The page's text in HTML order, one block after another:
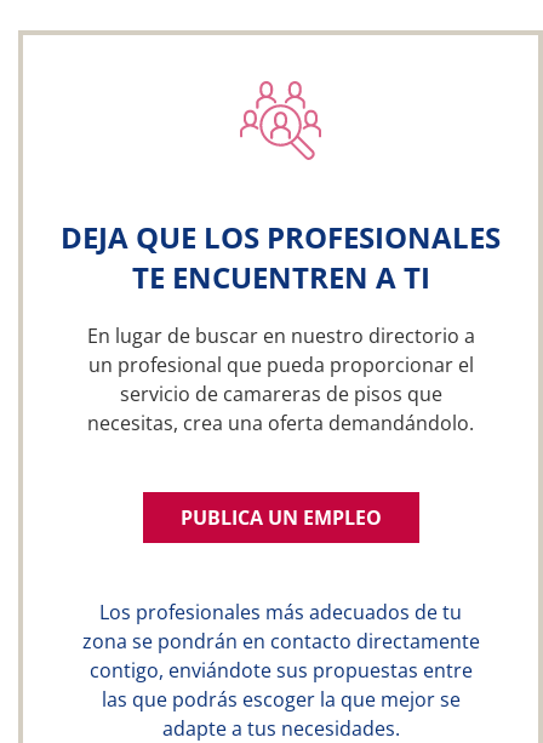
DEJA QUE LOS PROFESIONALES
TE ENCUENTREN A TI
En lugar de buscar en nuestro directorio a
un profesional que pueda proporcionar el
servicio de camareras de pisos que
necesitas, crea una oferta demandándolo.
PUBLICA UN EMPLEO
Los profesionales más adecuados de tu
zona se pondrán en contacto directamente
contigo, enviándote sus propuestas entre
las que podrás escoger la que mejor se
adapte a tus necesidades.